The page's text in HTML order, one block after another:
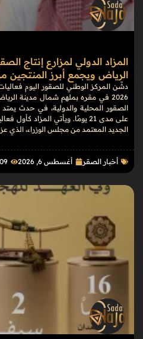
الرياض ويجمع أبرز المنتجين
دشّن المركز الوطني للصقور اليوم
2026 في مقره بملهم شمال مدينة
على مدى 21 يومًا. ويأتي المزاد
الجديد المعتمد من مجلس الوزراء، الذي
أخبار الصقر أغسطس 6, 2026